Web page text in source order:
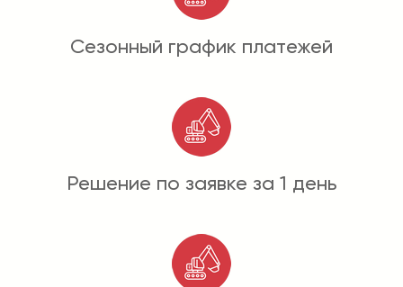
Сезонный график платежей
Решение по заявке за 1 день